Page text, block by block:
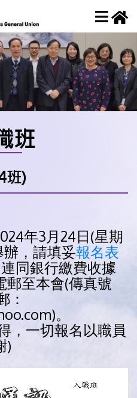
班
班)
年3月24日(星期
辦，請填妥報名表
連同銀行繳費收據
郵至本會(傳真號
：
。
，一切報名以職員
)